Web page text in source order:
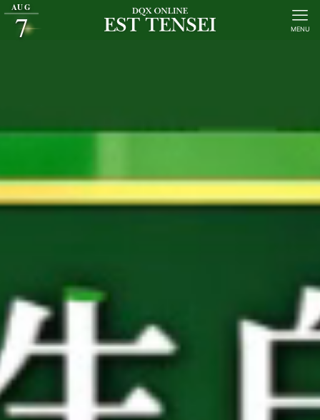
MENU
AUG
7